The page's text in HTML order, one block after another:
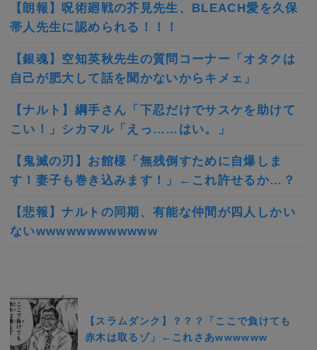
【朗報】呪術廻戦の芥見先生、BLEACH愛を久保
帯人先生に認められる！！！
【銀魂】空知英秋先生の質問コーナー「オタクは
自己が肥大して話を聞かないからキメェ」
【ナルト】綱手さん「下忍だけでサスケを助けて
こい！」シカマル「えっ……はい。」
【鬼滅の刃】お館様「無残倒すために自爆しま
す！妻子も巻き込みます！」←これ許せるか…？
【悲報】ナルトの同期、有能な仲間が四人しかい
ないwwwwwwwwwwww
【スラムダンク】？？？「ここで負けても
赤木は取るゾ」←これさあwwwwww